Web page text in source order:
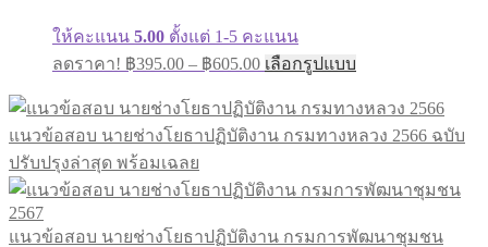
ให้คะแนน 5.00 ตั้งแต่ 1-5 คะแนน
ลดราคา! ฿395.00 – ฿605.00Price
range:
฿395.00
฿605.00
เลือกรูปแบบ
product
multiple
variants.
may
chosen
แนวข้อสอบ นายช่างโยธาปฏิบัติงาน กรมทางหลวง 2566 ฉบับ
ปรับปรุงล่าสุด พร้อมเฉลย
แนวข้อสอบ นายช่างโยธาปฏิบัติงาน กรมการพัฒนาชุมชน